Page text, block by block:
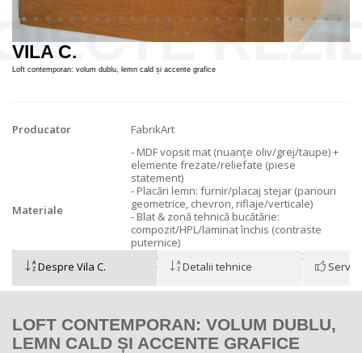
VILA C.
Loft contemporan: volum dublu, lemn cald și accente grafice
Producator FabrikArt
Materiale
- MDF vopsit mat (nuanțe oliv/grej/taupe) +
elemente frezate/reliefate (piese
statement)
- Placări lemn: furnir/placaj stejar (panouri
geometrice, chevron, riflaje/verticale)
- Blat & zonă tehnică bucătărie:
compozit/HPL/laminat închis (contraste
puternice)
- paturi tapițate (catifea/stoff), banchete
- oglindă cu LED
Despre Vila C. Detalii tehnice
LOFT CONTEMPORAN: VOLUM DUBLU,
LEMN CALD ȘI ACCENTE GRAFICE